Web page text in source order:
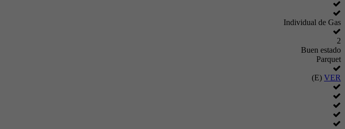
Individual de Gas
2
Buen estado
Parquet
(E) VER